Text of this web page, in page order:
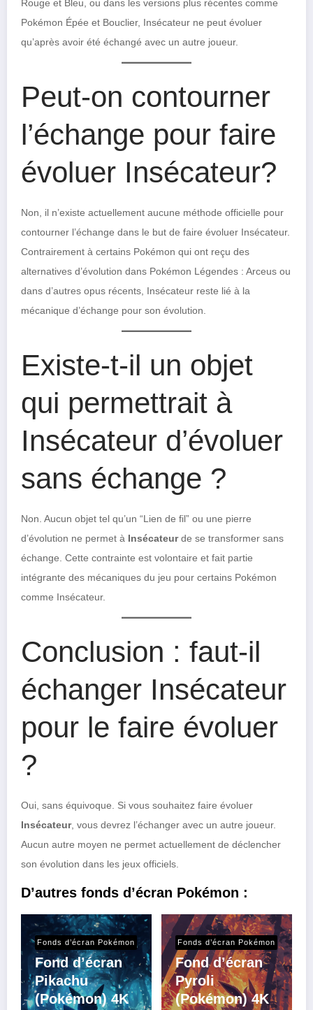
Rouge et Bleu, ou dans les versions plus récentes comme
Pokémon Épée et Bouclier, Insécateur ne peut évoluer
qu’après avoir été échangé avec un autre joueur.
Peut-on contourner
l’échange pour faire
évoluer Insécateur?
Non, il n’existe actuellement aucune méthode officielle pour
contourner l’échange dans le but de faire évoluer Insécateur.
Contrairement à certains Pokémon qui ont reçu des
alternatives d’évolution dans Pokémon Légendes : Arceus ou
dans d’autres opus récents, Insécateur reste lié à la
mécanique d’échange pour son évolution.
Existe-t-il un objet
qui permettrait à
Insécateur d’évoluer
sans échange ?
Non. Aucun objet tel qu’un “Lien de fil” ou une pierre
d’évolution ne permet à Insécateurde se transformer sans
échange. Cette contrainte est volontaire et fait partie
intégrante des mécaniques du jeu pour certains Pokémon
comme Insécateur.
Conclusion : faut-il
échanger Insécateur
pour le faire évoluer
?
Oui, sans équivoque. Si vous souhaitez faire évoluer
Insécateur, vous devrez l’échanger avec un autre joueur.
Aucun autre moyen ne permet actuellement de déclencher
son évolution dans les jeux officiels.
D’autres fonds d’écran Pokémon :
Fonds d’écran Pokémon
Fond d’écran
Pikachu
(Pokémon) 4K
Fonds d’écran Pokémon
Fond d’écran
Pyroli
(Pokémon) 4K